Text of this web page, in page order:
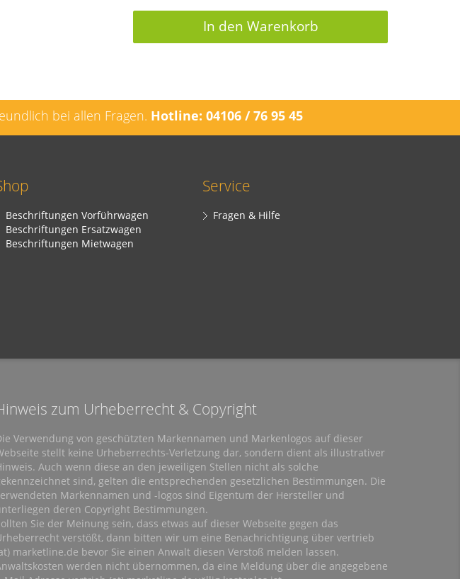
In den Warenkorb
bei allen Fragen. Hotline: 04106 / 76 95 45
Beschriftungen Vorführwagen
Beschriftungen Ersatzwagen
Beschriftungen Mietwagen
Service
Fragen & Hilfe
zum Urheberrecht & Copyright
Verwendung von geschützten Markennamen und Markenlogos auf dieser
stellt keine Urheberrechts-Verletzung dar, sondern dient als illustrativer
Auch wenn diese an den jeweiligen Stellen nicht als solche
sind, gelten die entsprechenden gesetzlichen Bestimmungen. Die
Markennamen und -logos sind Eigentum der Hersteller und
deren Copyright Bestimmungen.
Sie der Meinung sein, dass etwas auf dieser Webseite gegen das
verstößt, dann bitten wir um eine Benachrichtigung über vertrieb
marketline.de bevor Sie einen Anwalt diesen Verstoß melden lassen.
werden nicht übernommen, da eine Meldung über die angegebene